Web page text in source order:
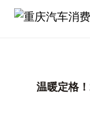
温暖定格